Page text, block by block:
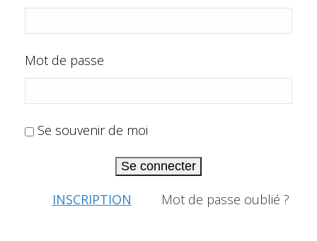
Mot de passe
Se souvenir de moi
Se connecter
INSCRIPTION Mot de passe oublié ?